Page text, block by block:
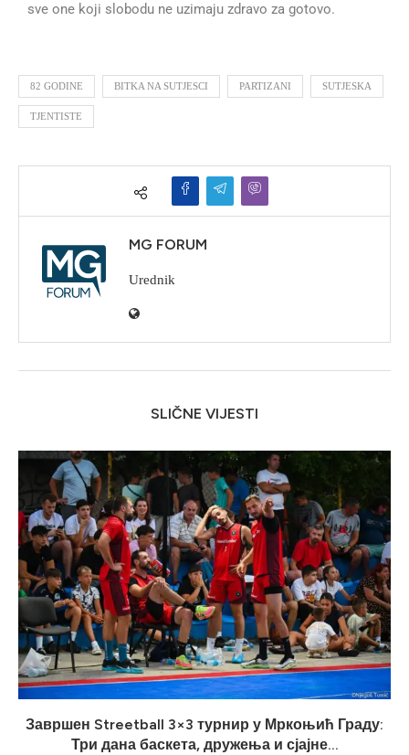
sve one koji slobodu ne uzimaju zdravo za gotovo.
82 GODINE BITKA NA SUTJESCI PARTIZANI SUTJESKA
TJENTISTE
MG FORUM
Urednik
SLIČNE VIJESTI
Завршен Streetball 3×3 турнир у Мркоњић Граду:
Три дана баскета, дружења и сјајне...